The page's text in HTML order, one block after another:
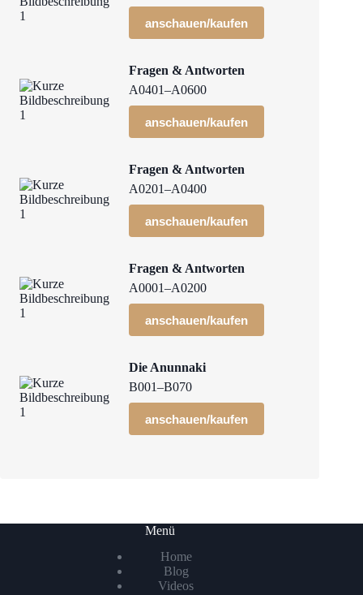
anschauen/kaufen
Fragen & Antworten
A0401–A0600
anschauen/kaufen
Fragen & Antworten
A0201–A0400
anschauen/kaufen
Fragen & Antworten
A0001–A0200
anschauen/kaufen
Die Anunnaki
B001–B070
anschauen/kaufen
Menü
Home
Blog
Videos